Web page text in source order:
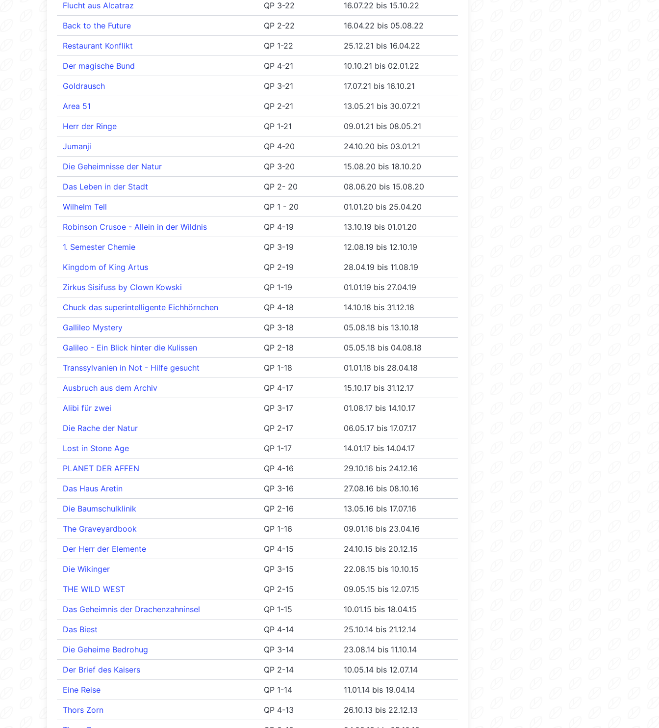
Flucht aus Alcatraz QP 3-22 16.07.22 bis 15.10.22
Back to the Future QP 2-22 16.04.22 bis 05.08.22
Restaurant Konflikt QP 1-22 25.12.21 bis 16.04.22
Der magische Bund QP 4-21 10.10.21 bis 02.01.22
Goldrausch QP 3-21 17.07.21 bis 16.10.21
Area 51 QP 2-21 13.05.21 bis 30.07.21
Herr der Ringe QP 1-21 09.01.21 bis 08.05.21
Jumanji QP 4-20 24.10.20 bis 03.01.21
Die Geheimnisse der Natur QP 3-20 15.08.20 bis 18.10.20
Das Leben in der Stadt QP 2- 20 08.06.20 bis 15.08.20
Wilhelm Tell QP 1 - 20 01.01.20 bis 25.04.20
Robinson Crusoe - Allein in der Wildnis QP 4-19 13.10.19 bis 01.01.20
1. Semester Chemie QP 3-19 12.08.19 bis 12.10.19
Kingdom of King Artus QP 2-19 28.04.19 bis 11.08.19
Zirkus Sisifuss by Clown Kowski QP 1-19 01.01.19 bis 27.04.19
Chuck das superintelligente Eichhörnchen QP 4-18 14.10.18 bis 31.12.18
Gallileo Mystery QP 3-18 05.08.18 bis 13.10.18
Galileo - Ein Blick hinter die Kulissen QP 2-18 05.05.18 bis 04.08.18
Transsylvanien in Not - Hilfe gesucht QP 1-18 01.01.18 bis 28.04.18
Ausbruch aus dem Archiv QP 4-17 15.10.17 bis 31.12.17
Alibi für zwei QP 3-17 01.08.17 bis 14.10.17
Die Rache der Natur QP 2-17 06.05.17 bis 17.07.17
Lost in Stone Age QP 1-17 14.01.17 bis 14.04.17
PLANET DER AFFEN QP 4-16 29.10.16 bis 24.12.16
Das Haus Aretin QP 3-16 27.08.16 bis 08.10.16
Die Baumschulklinik QP 2-16 13.05.16 bis 17.07.16
The Graveyardbook QP 1-16 09.01.16 bis 23.04.16
Der Herr der Elemente QP 4-15 24.10.15 bis 20.12.15
Die Wikinger QP 3-15 22.08.15 bis 10.10.15
THE WILD WEST QP 2-15 09.05.15 bis 12.07.15
Das Geheimnis der Drachenzahninsel QP 1-15 10.01.15 bis 18.04.15
Das Biest QP 4-14 25.10.14 bis 21.12.14
Die Geheime Bedrohug QP 3-14 23.08.14 bis 11.10.14
Der Brief des Kaisers QP 2-14 10.05.14 bis 12.07.14
Eine Reise QP 1-14 11.01.14 bis 19.04.14
Thors Zorn QP 4-13 26.10.13 bis 22.12.13